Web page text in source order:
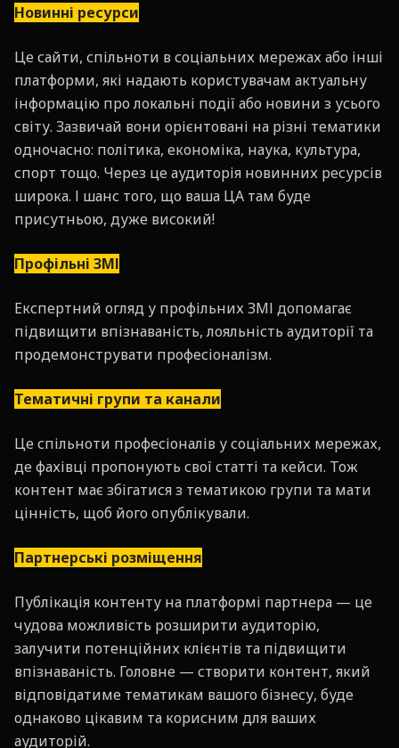
Новинні ресурси
Це сайти, спільноти в соціальних мережах або інші
платформи, які надають користувачам актуальну
інформацію про локальні події або новини з усього
світу. Зазвичай вони орієнтовані на різні тематики
одночасно: політика, економіка, наука, культура,
спорт тощо. Через це аудиторія новинних ресурсів
широка. І шанс того, що ваша ЦА там буде
присутньою, дуже високий!
Профільні ЗМІ
Експертний огляд у профільних ЗМІ допомагає
підвищити впізнаваність, лояльність аудиторії та
продемонструвати професіоналізм.
Тематичні групи та канали
Це спільноти професіоналів у соціальних мережах,
де фахівці пропонують свої статті та кейси. Тож
контент має збігатися з тематикою групи та мати
цінність, щоб його опублікували.
Партнерські розміщення
Публікація контенту на платформі партнера — це
чудова можливість розширити аудиторію,
залучити потенційних клієнтів та підвищити
впізнаваність. Головне — створити контент, який
відповідатиме тематикам вашого бізнесу, буде
однаково цікавим та корисним для ваших
аудиторій.